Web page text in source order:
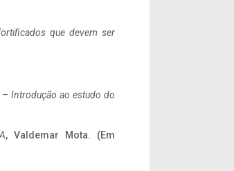
que devem ser
Introdução ao estudo do
, Valdemar Mota. (Em